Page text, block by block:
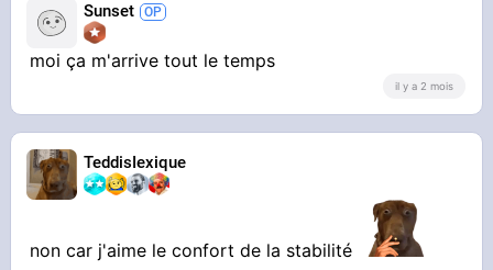
Sunset
moi ça m'arrive tout le temps
il y a 2 mois
TeddisIexique
non car j'aime le confort de la stabilité